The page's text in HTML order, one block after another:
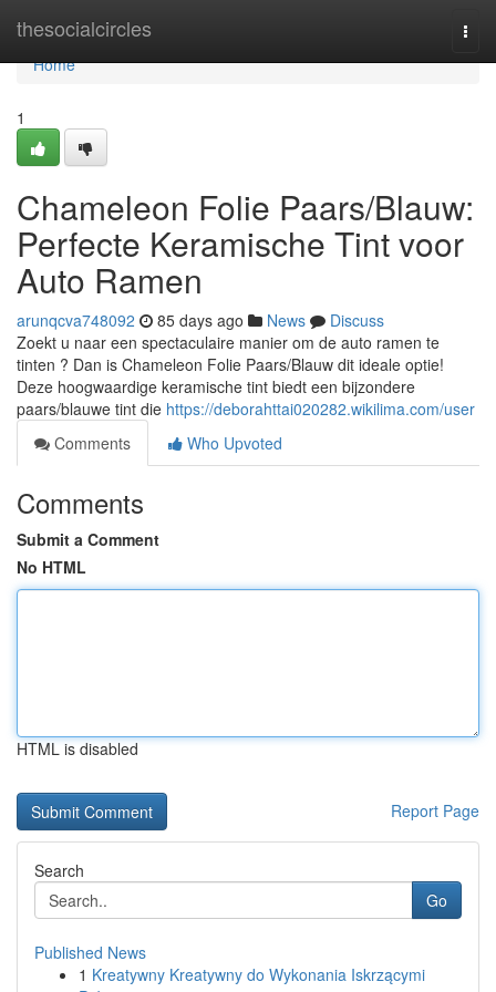
thesocialcircles
Home
Home
1
Chameleon Folie Paars/Blauw:
Perfecte Keramische Tint voor
Auto Ramen
arunqcva748092 85 days ago News
Discuss
Zoekt u naar een spectaculaire manier om de auto ramen te
tinten ? Dan is Chameleon Folie Paars/Blauw dit ideale optie!
Deze hoogwaardige keramische tint biedt een bijzondere
paars/blauwe tint die https://deborahttai020282.wikilima.com/user
Comments
Who Upvoted
Comments
Submit a Comment
No HTML
HTML is disabled
Report Page
Search
Go
Published News
1 Kreatywny Kreatywny do Wykonania Iskrzącymi